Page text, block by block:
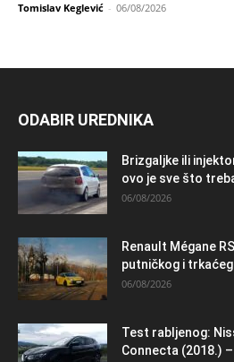
Tomislav Keglević - 06/08/2026
ODABIR UREDNIKA
Brizgaljke ili
ovo je sve što
06/08/2026
Renault Mégane
putničkog i trkaćeg
06/08/2026
Test rabljenog:
Connecta (2018.)